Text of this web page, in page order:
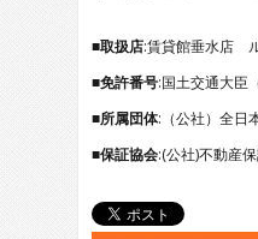
■取扱店:賃貸館垂水店
■免許番号:国土交通大臣
■所属団体:（公社）全日
■保証協会:(公社)不動産